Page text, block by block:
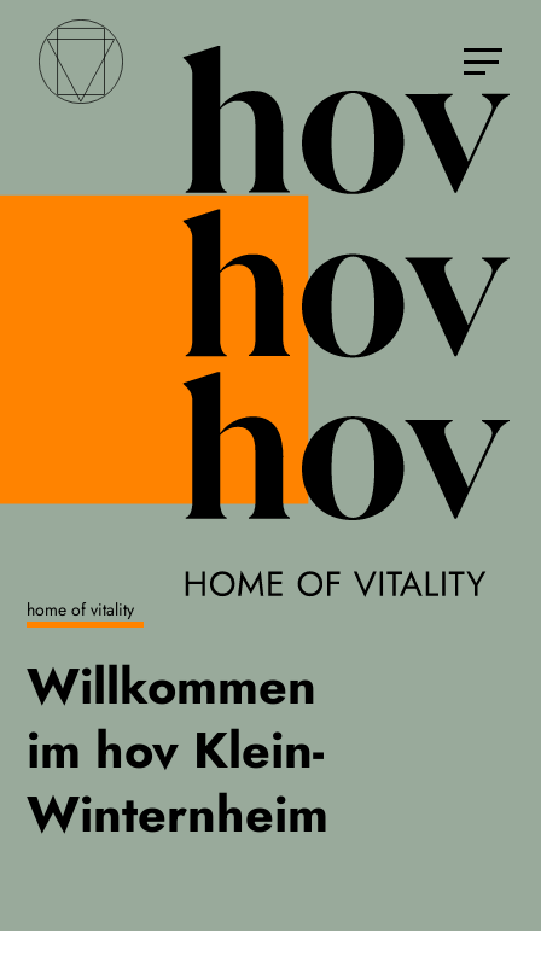
home of vitality
Willkommen
im hov Klein-
Winternheim